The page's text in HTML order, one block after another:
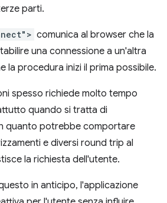
parti.
comunica al browser che la
una connessione a un'altra
la procedura inizi il prima possibile.
spesso richiede molto tempo
quando si tratta di
quanto potrebbe comportare
e diversi round trip al
la richiesta dell'utente.
in anticipo, l'applicazione